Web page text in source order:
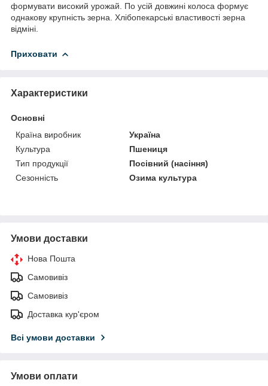
формувати високий урожай. По усій довжині колоса формує
однакову крупність зерна. Хлібопекарські властивості зерна
відміні.
Приховати
Характеристики
Основні
Країна виробник
Україна
Культура
Пшениця
Тип продукції
Посівний (насіння)
Сезонність
Озима культура
Умови доставки
Нова Пошта
Самовивіз
Самовивіз
Доставка кур'єром
Всі умови доставки
Умови оплати